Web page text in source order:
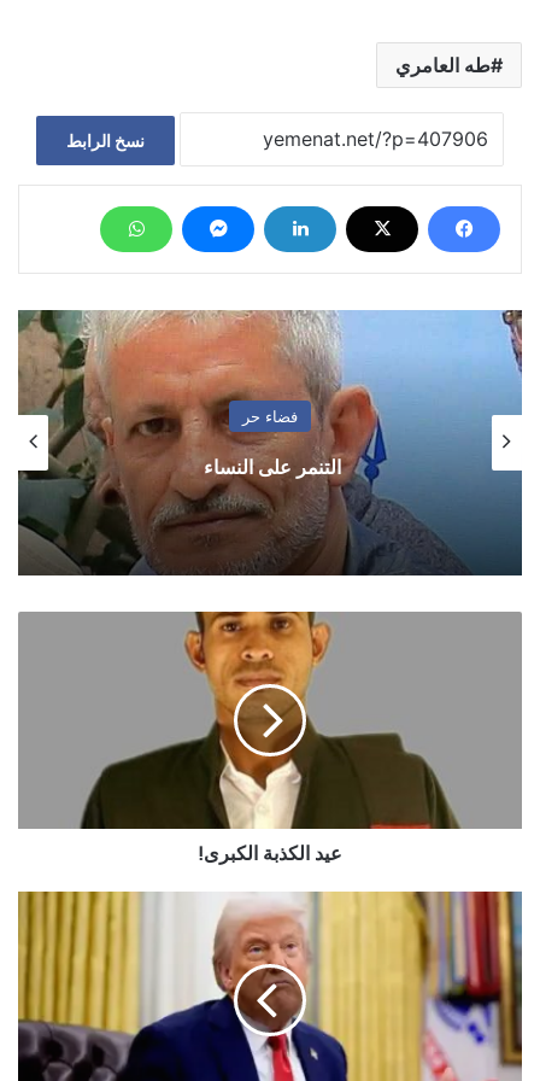
طه العامري
نسخ الرابط
فضاء حر
التنمر على النساء
عيد الكذبة الكبرى!
ترامب:
أوكرانيا
منحت
روسيا
مبررا
واضحا
لقصفها